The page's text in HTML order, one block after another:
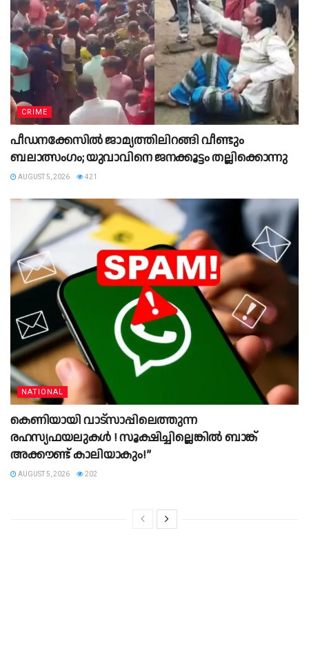
CRIME
പീഡനക്കേസിൽ ജാമ്യത്തിലിറങ്ങി വീണ്ടും
ബലാത്സംഗം; യുവാവിനെ ജനക്കൂട്ടം തല്ലിക്കൊന്നു
AUGUST 5, 2026 421
NATIONAL
കെണിയായി വാട്സാപ്പിലെത്തുന്ന
രഹസ്യഫയലുകൾ ! സൂക്ഷിച്ചില്ലെങ്കിൽ ബാങ്ക്
അക്കൗണ്ട് കാലിയാകും!”
AUGUST 5, 2026 202